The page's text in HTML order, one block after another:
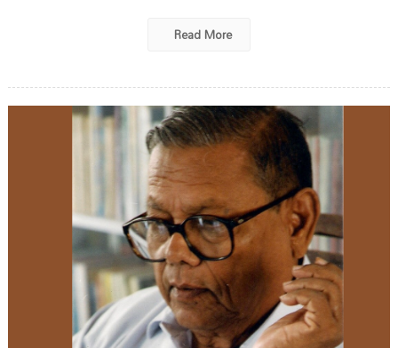
Read More